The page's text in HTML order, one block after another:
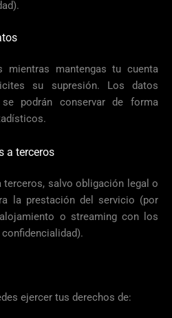
mientras mantengas tu cuenta
su supresión. Los datos
podrán conservar de forma
a terceros
salvo obligación legal o
la prestación del servicio (por
o streaming con los
ejercer tus derechos de: